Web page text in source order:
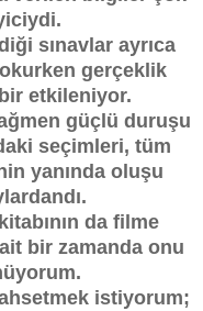
sınavlar ayrıca
gerçeklik
etkileniyor.
güçlü duruşu
seçimleri, tüm
yanında oluşu
da filme
bir zamanda onu
istiyorum;